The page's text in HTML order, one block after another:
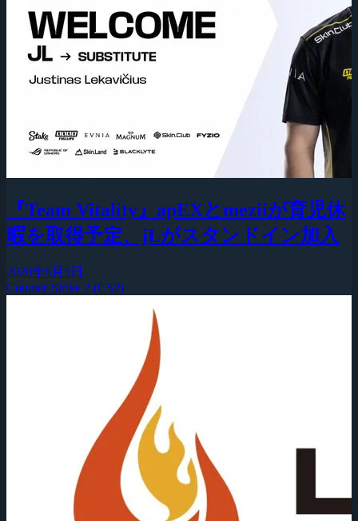
『Team Vitality』apEXとmeziiが育児休
暇を取得予定、jLがスタンドイン加入
2026年8月5日
Counter-Strike 2 (CS2)